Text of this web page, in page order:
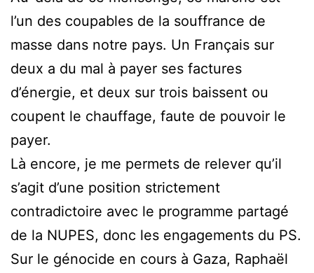
l’un des coupables de la souffrance de
masse dans notre pays. Un Français sur
deux a du mal à payer ses factures
d’énergie, et deux sur trois baissent ou
coupent le chauffage, faute de pouvoir le
payer.
Là encore, je me permets de relever qu’il
s’agit d’une position strictement
contradictoire avec le programme partagé
de la NUPES, donc les engagements du PS.
Sur le génocide en cours à Gaza, Raphaël